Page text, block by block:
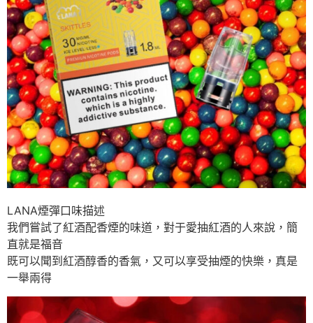
LANA煙彈口味描述
我們嘗試了紅酒配香煙的味道，對于愛抽紅酒的人來說，簡
直就是福音
既可以聞到紅酒醇香的香氣，又可以享受抽煙的快樂，真是
一舉兩得